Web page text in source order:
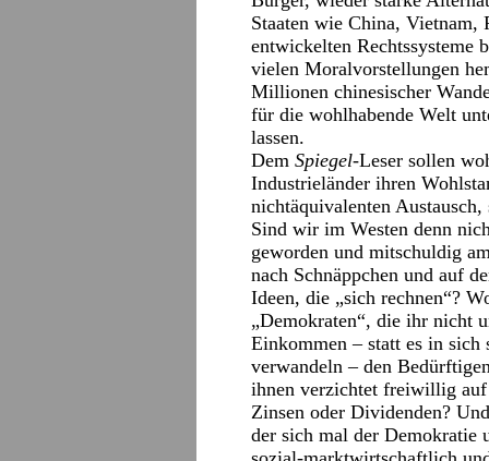
Staaten wie China, Vietnam,
entwickelten Rechtssysteme
vielen Moralvorstellungen
Millionen chinesischer
für die wohlhabende Welt
lassen.
Dem Spiegel-Leser sollen
Industrieländer ihren
nichtäquivalenten
Sind wir im Westen denn
geworden und mitschuldig
nach Schnäppchen und auf
Ideen, die „sich rechnen“?
„Demokraten“, die ihr nicht
Einkommen – statt es in sich
verwandeln – den
ihnen verzichtet freiwillig auf
Zinsen oder Dividenden?
der sich mal der Demokratie